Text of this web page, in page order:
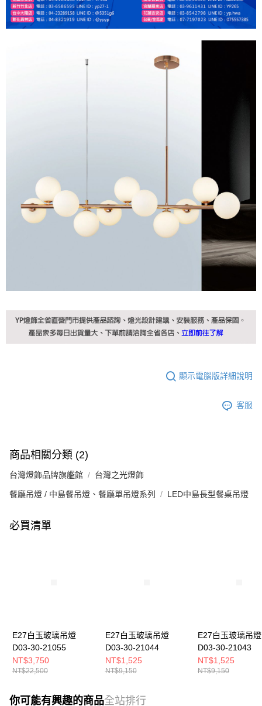
顯示電腦版詳細說明
客服
商品相關分類 (2)
台灣燈飾品牌旗艦館 台灣之光燈飾
餐廳吊燈 / 中島餐吊燈、餐廳單吊燈系列 LED中島長型餐桌吊燈
必買清單
E27白玉玻璃吊燈
D03-30-21055
NT$3,750
NT$22,500
E27白玉玻璃吊燈
D03-30-21044
NT$1,525
NT$9,150
E27白玉玻璃吊燈
D03-30-21043
NT$1,525
NT$9,150
你可能有興趣的商品全站排行